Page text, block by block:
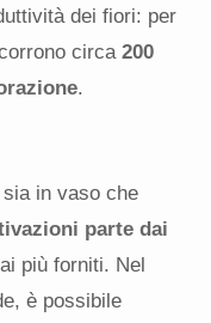
dei fiori: per
circa 200
.
in vaso che
parte dai
più forniti. Nel
è possibile